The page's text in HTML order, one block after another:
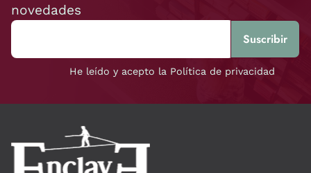
novedades
He leído y acepto la Política de privacidad